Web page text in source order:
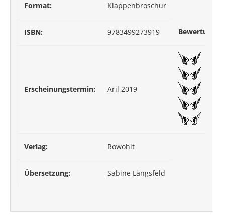
Format: Klappenbroschur
ISBN: 9783499273919 Bewertung:
Erscheinungstermin: Aril 2019
Verlag: Rowohlt
Übersetzung: Sabine Längsfeld